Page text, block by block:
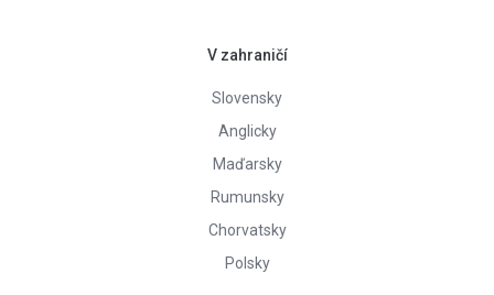
V zahraničí
Slovensky
Anglicky
Maďarsky
Rumunsky
Chorvatsky
Polsky